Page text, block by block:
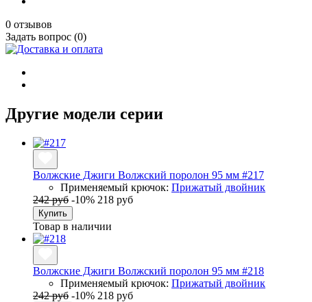
0 отзывов
Задать вопрос (0)
Другие модели серии
Волжские Джиги Волжский поролон 95 мм #217
Применяемый крючок: Прижатый двойник
242 руб -10% 218 руб
Купить
Товар в наличии
Волжские Джиги Волжский поролон 95 мм #218
Применяемый крючок: Прижатый двойник
242 руб -10% 218 руб